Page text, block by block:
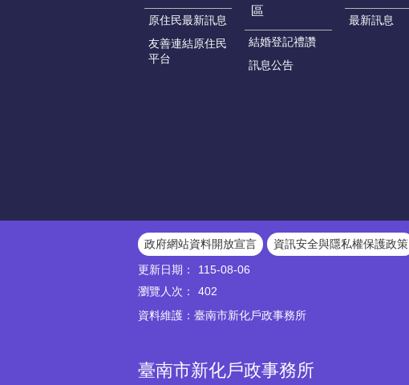
原住民最新訊息
友善連結原住民
平台
區
結婚登記禮讚
訊息公告
最新訊息
政府網站資料開放宣言 資訊安全與隱私權保護政策
更新日期：
115-08-06
瀏覽人次：
402
資料維護：臺南市新化戶政事務所
臺南市新化戶政事務所